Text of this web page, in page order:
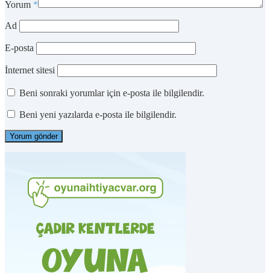
Yorum *
Ad
E-posta
İnternet sitesi
Beni sonraki yorumlar için e-posta ile bilgilendir.
Beni yeni yazılarda e-posta ile bilgilendir.